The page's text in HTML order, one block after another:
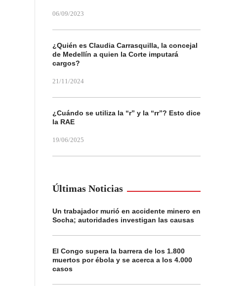
06/09/2023
¿Quién es Claudia Carrasquilla, la concejal
de Medellín a quien la Corte imputará
cargos?
21/11/2024
¿Cuándo se utiliza la “r” y la “rr”? Esto dice
la RAE
19/06/2025
Últimas Noticias
Un trabajador murió en accidente minero en
Socha; autoridades investigan las causas
El Congo supera la barrera de los 1.800
muertos por ébola y se acerca a los 4.000
casos